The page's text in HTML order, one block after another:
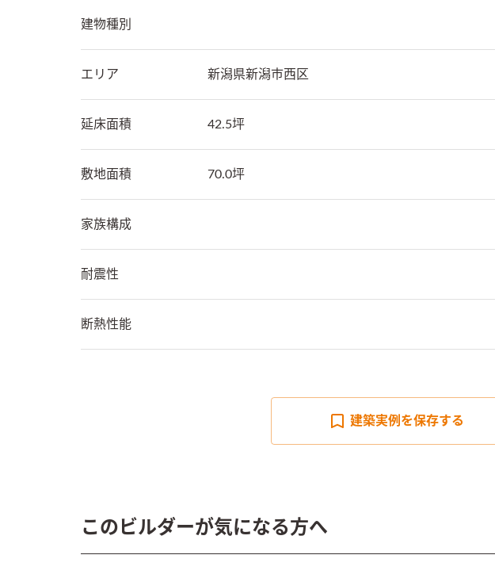
建物種別
エリア 新潟県新潟市西区
延床面積 42.5坪
敷地面積 70.0坪
家族構成
耐震性
断熱性能
建築実例を保存する
このビルダーが気になる方へ